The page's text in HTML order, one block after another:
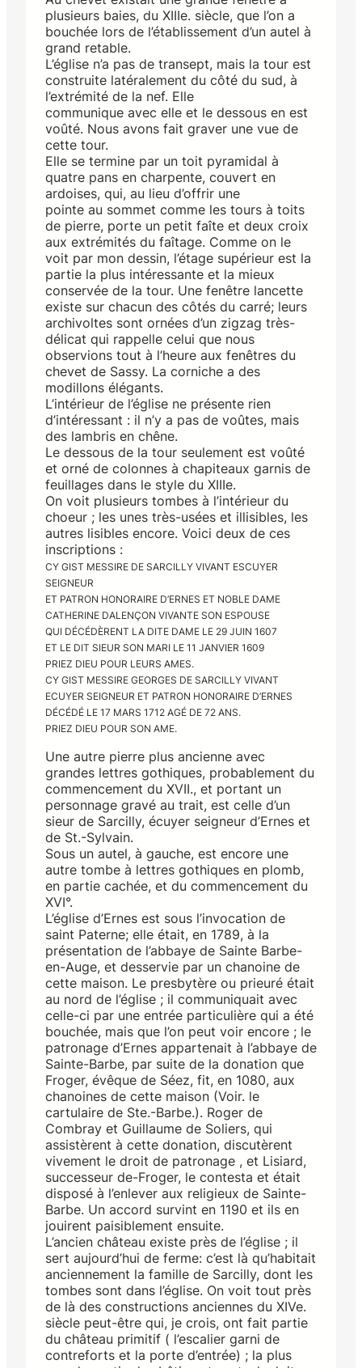
plusieurs baies, du XIIIe. siècle, que l’on a
bouchée lors de l’établissement d’un autel à
grand retable.
L’église n’a pas de transept, mais la tour est
construite latéralement du côté du sud, à
l’extrémité de la nef. Elle
communique avec elle et le dessous en est
voûté. Nous avons fait graver une vue de
cette tour.
Elle se termine par un toit pyramidal à
quatre pans en charpente, couvert en
ardoises, qui, au lieu d’offrir une
pointe au sommet comme les tours à toits
de pierre, porte un petit faîte et deux croix
aux extrémités du faîtage. Comme on le
voit par mon dessin, l’étage supérieur est la
partie la plus intéressante et la mieux
conservée de la tour. Une fenêtre lancette
existe sur chacun des côtés du carré; leurs
archivoltes sont ornées d’un zigzag très-
délicat qui rappelle celui que nous
observions tout à l’heure aux fenêtres du
chevet de Sassy. La corniche a des
modillons élégants.
L’intérieur de l’église ne présente rien
d’intéressant : il n’y a pas de voûtes, mais
des lambris en chêne.
Le dessous de la tour seulement est voûté
et orné de colonnes à chapiteaux garnis de
feuillages dans le style du XIIIe.
On voit plusieurs tombes à l’intérieur du
choeur ; les unes très-usées et illisibles, les
autres lisibles encore. Voici deux de ces
inscriptions :
CY GIST MESSIRE DE SARCILLY VIVANT ESCUYER
SEIGNEUR
ET PATRON HONORAIRE D’ERNES ET NOBLE DAME
CATHERINE DALENÇON VIVANTE SON ESPOUSE
QUI DÉCÉDÈRENT LA DITE DAME LE 29 JUIN 1607
ET LE DIT SIEUR SON MARI LE 11 JANVIER 1609
PRIEZ DIEU POUR LEURS AMES.
CY GIST MESSIRE GEORGES DE SARCILLY VIVANT
ECUYER SEIGNEUR ET PATRON HONORAIRE D’ERNES
DÉCÉDÉ LE 17 MARS 1712 AGÉ DE 72 ANS.
PRIEZ DIEU POUR SON AME.
Une autre pierre plus ancienne avec
grandes lettres gothiques, probablement du
commencement du XVII., et portant un
personnage gravé au trait, est celle d’un
sieur de Sarcilly, écuyer seigneur d’Ernes et
de St.-Sylvain.
Sous un autel, à gauche, est encore une
autre tombe à lettres gothiques en plomb,
en partie cachée, et du commencement du
XVI°.
L’église d’Ernes est sous l’invocation de
saint Paterne; elle était, en 1789, à la
présentation de l’abbaye de Sainte Barbe-
en-Auge, et desservie par un chanoine de
cette maison. Le presbytère ou prieuré était
au nord de l’église ; il communiquait avec
celle-ci par une entrée particulière qui a été
bouchée, mais que l’on peut voir encore ; le
patronage d’Ernes appartenait à l’abbaye de
Sainte-Barbe, par suite de la donation que
Froger, évêque de Séez, fit, en 1080, aux
chanoines de cette maison (Voir. le
cartulaire de Ste.-Barbe.). Roger de
Combray et Guillaume de Soliers, qui
assistèrent à cette donation, discutèrent
vivement le droit de patronage , et Lisiard,
successeur de-Froger, le contesta et était
disposé à l’enlever aux religieux de Sainte-
Barbe. Un accord survint en 1190 et ils en
jouirent paisiblement ensuite.
L’ancien château existe près de l’église ; il
sert aujourd’hui de ferme: c’est là qu’habitait
anciennement la famille de Sarcilly, dont les
tombes sont dans l’église. On voit tout près
de là des constructions anciennes du XIVe.
siècle peut-être qui, je crois, ont fait partie
du château primitif ( l’escalier garni de
contreforts et la porte d’entrée) ; la plus